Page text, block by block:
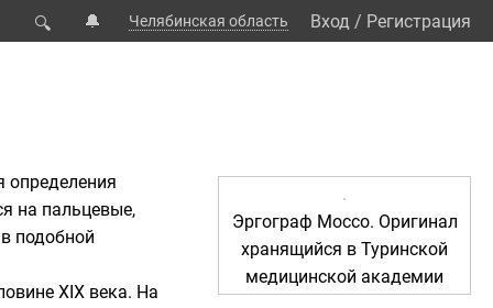
🔍 🔔 Челябинская область Вход / Регистрация
Эргограф Моссо. Оригинал
хранящийся в Туринской
медицинской академии
определения
на пальцевые,
подобной
XIX века. На